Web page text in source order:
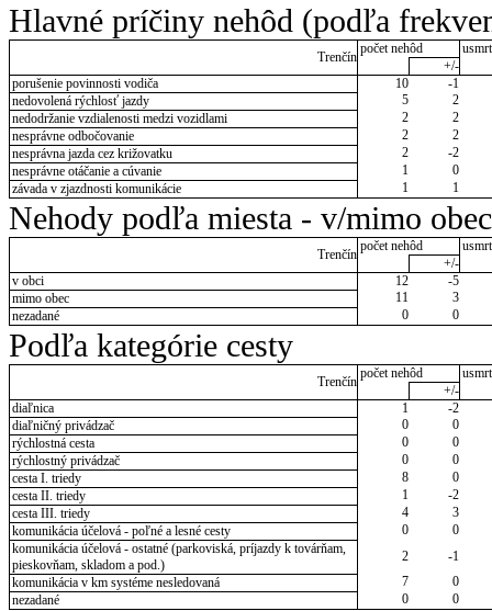
Hlavné príčiny nehôd (podľa
Trenčín
počet nehôd
+/-
porušenie povinnosti vodiča
10
-1
nedovolená rýchlosť jazdy
5
2
nedodržanie vzdialenosti medzi vozidlami
2
2
nesprávne odbočovanie
2
2
nesprávna jazda cez križovatku
2
-2
nesprávne otáčanie a cúvanie
1
0
závada v zjazdnosti komunikácie
1 1
Nehody podľa miesta - v/mimo obec
Trenčín
počet nehôd
+/-
v obci
12
-5
mimo obec
11
3
nezadané
0 0
Podľa kategórie cesty
Trenčín
počet nehôd
+/-
diaľnica
1
-2
diaľničný privádzač
0
0
rýchlostná cesta
0
0
rýchlostný privádzač
0
0
cesta I. triedy
8
0
cesta II. triedy
1
-2
cesta III. triedy
4
3
komunikácia účelová - poľné a lesné cesty
0
0
komunikácia účelová - ostatné (parkoviská, príjazdy k továrňam,
pieskovňam, skladom a pod.)
2
-1
komunikácia v km systéme nesledovaná
7
0
nezadané
0 0